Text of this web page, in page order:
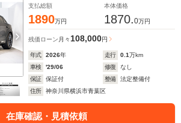
支払総額
1890万円
本体価格
1870.0万円
残価ローン 月々 108,000円
年式 2026年 走行 0.1万km
車検
'29/06 修復
なし
保証
保証付 整備
法定整備付
住所
神奈川県横浜市青葉区
在庫確認・見積依頼